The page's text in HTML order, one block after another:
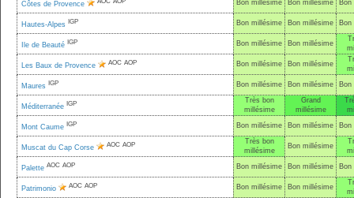
Côtes de Provence Bon millésime Bon millésime Bon
Hautes-Alpes IGP Bon millésime Bon millésime Bon
Ile de Beauté IGP Bon millésime Bon millésime
Les Baux de Provence AOC AOP Bon millésime Bon millésime
Maures IGP Bon millésime Bon millésime Bon
Méditerranée IGP
Très bon
millésime
Grand
millésime
Mont Caume IGP Bon millésime Bon millésime Bon
Muscat du Cap Corse AOC AOP
Très bon
millésime
Bon millésime
Palette AOC AOP Bon millésime Bon millésime Bon
Patrimonio AOC AOP Bon millésime Bon millésime